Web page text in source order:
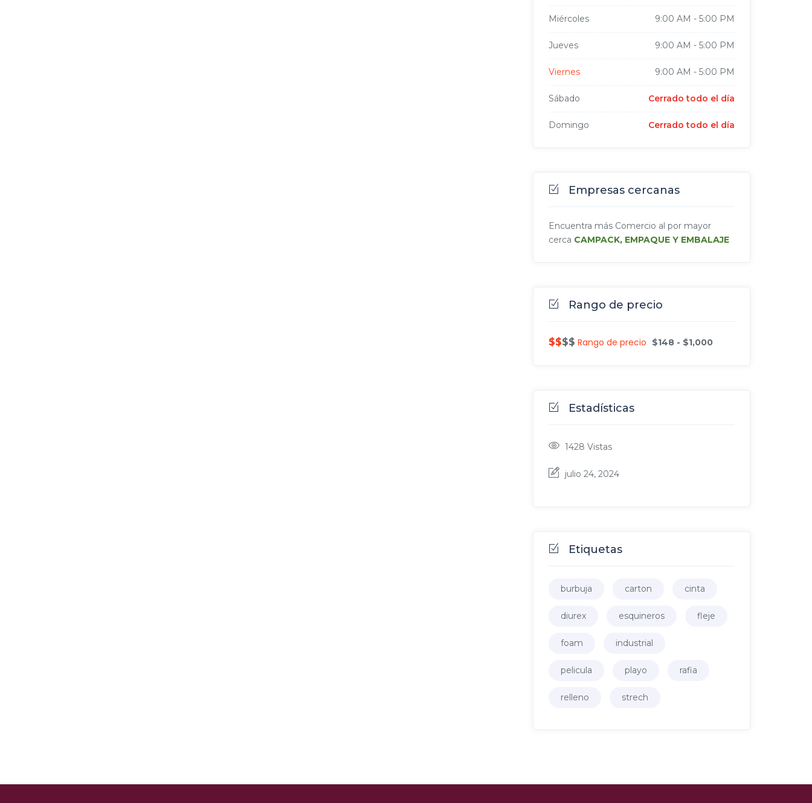
Miércoles 9:00 AM - 5:00 PM
Jueves 9:00 AM - 5:00 PM
Viernes 9:00 AM - 5:00 PM
Sábado Cerrado todo el día
Domingo Cerrado todo el día
Empresas cercanas
Encuentra más Comercio al por mayor
cerca CAMPACK, EMPAQUE Y EMBALAJE
Rango de precio
$$$$
$$ Rango de precio $148 - $1,000
Estadísticas
1428 Vistas
julio 24, 2024
Etiquetas
burbuja carton cinta
diurex esquineros fleje
foam industrial
pelicula playo rafia
relleno strech